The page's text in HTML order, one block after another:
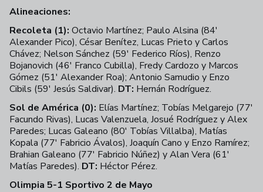
Alineaciones:
Recoleta (1): Octavio Martínez; Paulo Alsina (84'
Alexander Pico), César Benítez, Lucas Prieto y Carlos
Chávez; Nelson Sánchez (59' Federico Ríos), Renzo
Bojanovich (46' Franco Cubilla), Fredy Cardozo y Marcos
Gómez (51' Alexander Roa); Antonio Samudio y Enzo
Cibils (59' Jesús Saldivar). DT: Hernán Rodríguez.
Sol de América (0): Elías Martínez; Tobías Melgarejo (77'
Facundo Rivas), Lucas Valenzuela, Josué Rodríguez y Alex
Paredes; Lucas Galeano (80' Tobías Villalba), Matías
Kopala (77' Fabricio Ávalos), Joaquín Cano y Enzo Ramírez;
Brahian Galeano (77' Fabricio Núñez) y Alan Vera (61'
Matías Paredes). DT: Héctor Pérez.
Olimpia 5-1 Sportivo 2 de Mayo